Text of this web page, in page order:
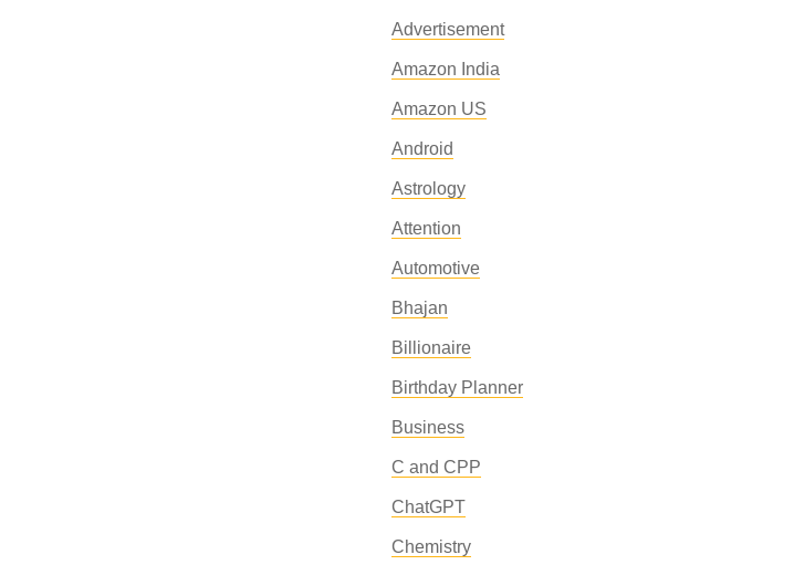
Advertisement
Amazon India
Amazon US
Android
Astrology
Attention
Automotive
Bhajan
Billionaire
Birthday Planner
Business
C and CPP
ChatGPT
Chemistry